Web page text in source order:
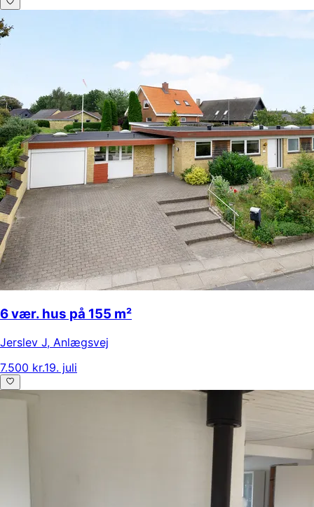
6 vær. hus på 155 m²
Jerslev J, Anlægsvej
7.500 kr.19. juli